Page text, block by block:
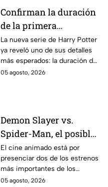
Confirman la duración
de la primera
temporada de Harry
Potter y emocionará a
los fans de los libros
La nueva serie de Harry Potter
ya reveló uno de sus detalles
más esperados: la duración de
la primera temporada basada
05 agosto, 2026
Demon Slayer vs.
Spider-Man, el posible
gran enfrentamiento
en taquilla del 2027
El cine animado está por
presenciar dos de los estrenos
más importantes de los
últimos años.
05 agosto, 2026